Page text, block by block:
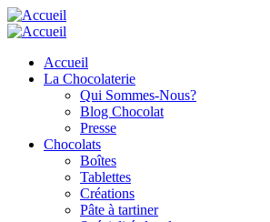
Aller
au
principalAccueil
La Chocolaterie
Qui Sommes-Nous?
Blog Chocolat
Presse
Chocolats
Boîtes
Tablettes
Créations
Pâte à tartiner